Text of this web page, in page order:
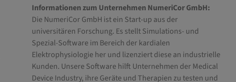
Informationen zum Unternehmen NumeriCor GmbH:
Die NumeriCor GmbH ist ein Start-up aus der
universitären Forschung. Es stellt Simulations- und
Spezial-Software im Bereich der kardialen
Elektrophysiologie her und lizenziert diese an industrielle
Kunden. Unsere Software hilft Unternehmen der Medical
Device Industry, ihre Geräte und Therapien zu testen und